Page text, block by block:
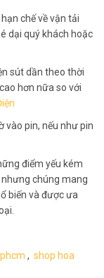
chế về vận tải
dại quý khách hoặc
sút dần theo thời
hơn nữa so với
vào pin, nếu như pin
điểm yếu kém
chúng mang
biến và được ưa
, shop hoa